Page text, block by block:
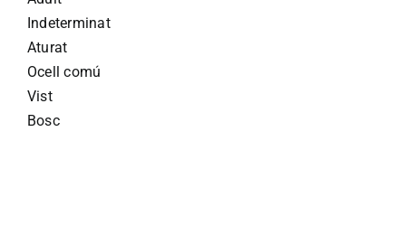
Indeterminat
Aturat
Ocell comú
Vist
Bosc